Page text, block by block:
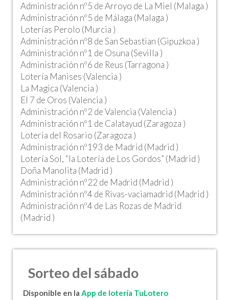
Administración nº5 de Arroyo de La Miel (Malaga )
Administración nº5 de Málaga (Malaga )
Loterías Perolo (Murcia )
Administración nº8 de San Sebastian (Gipuzkoa )
Administración nº1 de Osuna (Sevilla )
Administración nº6 de Reus (Tarragona )
Lotería Manises (Valencia )
La Magica (Valencia )
El 7 de Oros (Valencia )
Administración nº2 de Valencia (Valencia )
Administración nº1 de Calatayud (Zaragoza )
Loteria del Rosario (Zaragoza )
Administración nº193 de Madrid (Madrid )
Lotería Sol, “la Lotería de Los Gordos” (Madrid )
Doña Manolita (Madrid )
Administración nº22 de Madrid (Madrid )
Administración nº4 de Rivas-vaciamadrid (Madrid )
Administración nº4 de Las Rozas de Madrid
(Madrid )
Sorteo del sábado
Disponible en la App de lotería TuLotero